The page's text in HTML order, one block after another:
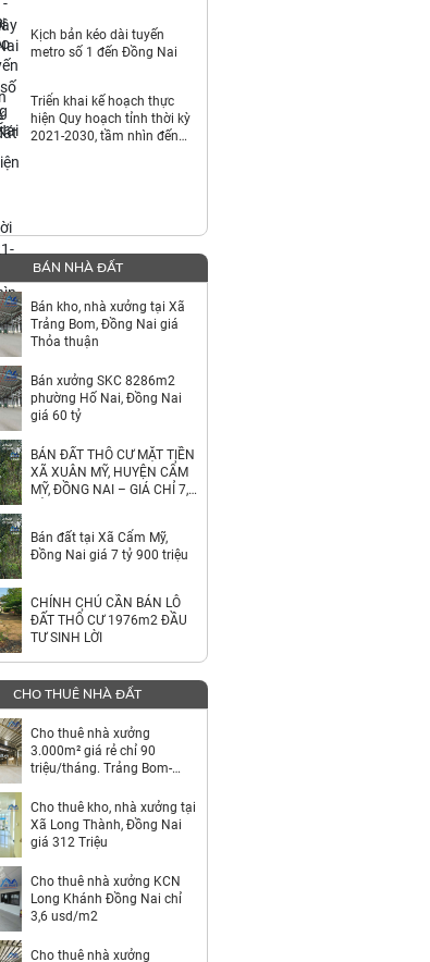
Kịch bản kéo dài tuyến
metro số 1 đến Đồng Nai
Triển khai kế hoạch thực
hiện Quy hoạch tỉnh thời kỳ
2021-2030, tầm nhìn đến
BÁN NHÀ ĐẤT
Bán kho, nhà xưởng tại Xã
Trảng Bom, Đồng Nai giá
Thỏa thuận
Bán xưởng SKC 8286m2
phường Hố Nai, Đồng Nai
giá 60 tỷ
BÁN ĐẤT THỔ CƯ MẶT TIỀN
XÃ XUÂN MỸ, HUYỆN CẨM
MỸ, ĐỒNG NAI – GIÁ CHỈ 7,9
Bán đất tại Xã Cẩm Mỹ,
Đồng Nai giá 7 tỷ 900 triệu
CHÍNH CHỦ CẦN BÁN LÔ
ĐẤT THỔ CƯ 1976m2 ĐẦU
TƯ SINH LỜI
CHO THUÊ NHÀ ĐẤT
Cho thuê nhà xưởng
3.000m² giá rẻ chỉ 90
triệu/tháng. Trảng Bom-
Cho thuê kho, nhà xưởng tại
Xã Long Thành, Đồng Nai
giá 312 Triệu
Cho thuê nhà xưởng KCN
Long Khánh Đồng Nai chỉ
3,6 usd/m2
Cho thuê nhà xưởng